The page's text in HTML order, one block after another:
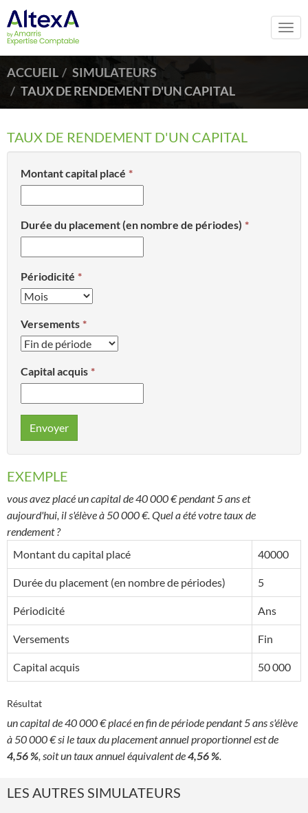
ACCUEIL
SIMULATEURS
TAUX DE RENDEMENT D'UN CAPITAL
TAUX DE RENDEMENT D'UN CAPITAL
Montant capital placé
Durée du placement (en nombre de périodes)
Périodicité
Versements
Capital acquis
Envoyer
EXEMPLE
vous avez placé un capital de 40 000 € pendant 5 ans et
aujourd'hui, il s'élève à 50 000 €. Quel a été votre taux de
rendement ?
Montant du capital placé
40000
Durée du placement (en nombre de périodes) 5
Périodicité Ans
Versements Fin
Capital acquis 50 000
Résultat
un capital de 40 000 € placé en fin de période pendant 5 ans s'élève
à 50 000 € si le taux du placement annuel proportionnel est de
4,56 %, soit un taux annuel équivalent de4,56 %.
LES AUTRES SIMULATEURS